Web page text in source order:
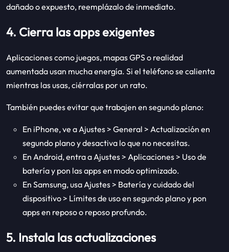
dañado o expuesto, reemplázalo de inmediato.
4. Cierra las apps exigentes
Aplicaciones como juegos, mapas GPS o realidad
aumentada usan mucha energía. Si el teléfono se calienta
mientras las usas, ciérralas por un rato.
También puedes evitar que trabajen en segundo plano:
En iPhone, ve a Ajustes > General > Actualización en
segundo plano y desactiva lo que no necesitas.
En Android, entra a Ajustes > Aplicaciones > Uso de
batería y pon las apps en modo optimizado.
En Samsung, usa Ajustes > Batería y cuidado del
dispositivo > Límites de uso en segundo plano y pon
apps en reposo o reposo profundo.
5. Instala las actualizaciones